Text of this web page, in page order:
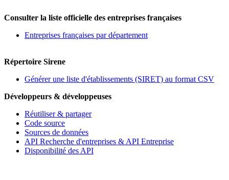
Consulter la liste officielle des entreprises françaises
Entreprises françaises par département
Répertoire Sirene
Générer une liste d'établissements (SIRET) au format CSV
Développeurs & développeuses
Réutiliser & partager
Code source
Sources de données
API Recherche d'entreprises & API Entreprise
Disponibilité des API